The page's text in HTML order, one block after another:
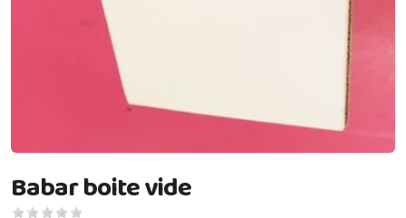
Babar boite vide